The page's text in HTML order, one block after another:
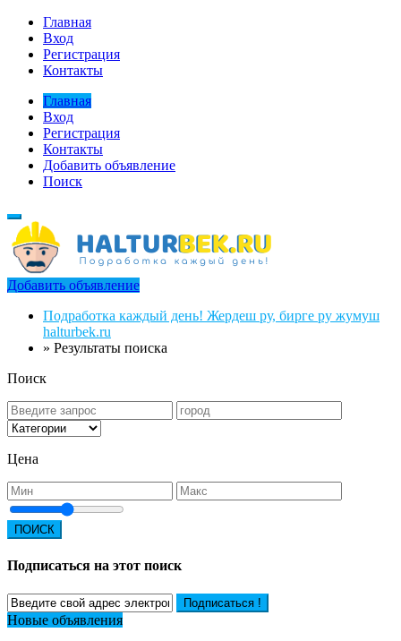
Главная
Вход
Регистрация
Контакты
Главная
Вход
Регистрация
Контакты
Добавить объявление
Поиск
Добавить объявление
Подработка каждый день! Жердеш ру, бирге ру жумуш
halturbek.ru
» Результаты поиска
Поиск
Цена
ПОИСК
Подписаться на этот поиск
Подписаться !
Новые объявления